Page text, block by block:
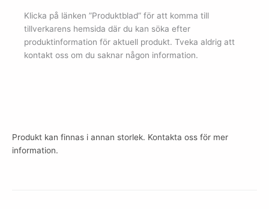
Klicka på länken ”Produktblad” för att komma till
tillverkarens hemsida där du kan söka efter
produktinformation för aktuell produkt. Tveka aldrig att
kontakt oss om du saknar någon information.
Produkt kan finnas i annan storlek. Kontakta oss för mer
information.